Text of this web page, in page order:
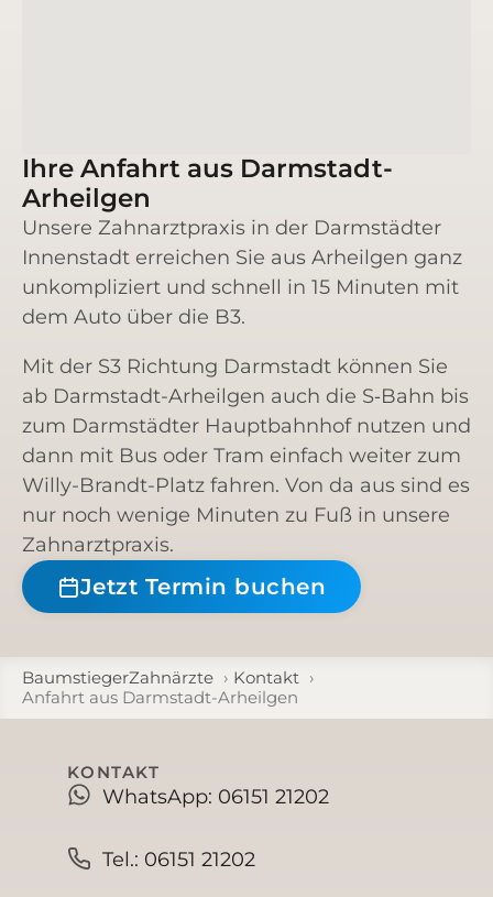
Ihre Anfahrt aus Darmstadt-
Arheilgen
Unse­re Zahn­arzt­pra­xis in der Darm­städ­ter
Innen­stadt errei­chen Sie aus Arheil­gen ganz
unkom­pli­ziert und schnell in 15 Minu­ten mit
dem Auto über die B3.
Mit der S3 Rich­tung Darm­stadt kön­nen Sie
ab Darm­stadt-Arheil­gen auch die S‑Bahn bis
zum Darm­städ­ter Haupt­bahn­hof nut­zen und
dann mit Bus oder Tram ein­fach wei­ter zum
Wil­ly-Brandt-Platz fah­ren. Von da aus sind es
nur noch weni­ge Minu­ten zu Fuß in unse­re
Zahnarztpraxis.
Jetzt Ter­min buchen
BaumstiegerZahnärzte
Kontakt
Anfahrt aus Darmstadt-Arheilgen
KONTAKT
WhatsApp: 06151 21202
Tel.: 06151 21202